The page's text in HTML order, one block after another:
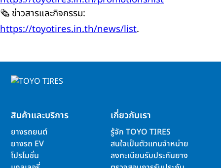
🗞️ ข่าวสารและกิจกรรม:
https://toyotires.in.th/news/list.
สินค้าและบริการ
ยางรถยนต์
ยางรถ EV
โปรโมชั่น
เกี่ยวกับเรา
รู้จัก TOYO TIRES
สนใจเป็นตัวแทนจำหน่าย
ลงทะเบียนรับประกันยาง